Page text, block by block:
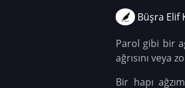
Büşra Elif
Parol gibi bir
ağrısını veya
Bir hapı